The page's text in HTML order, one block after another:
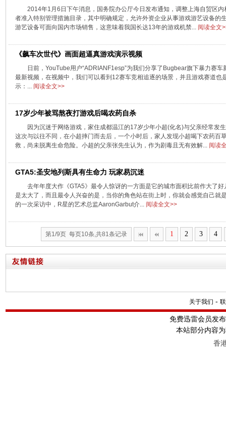
2014年1月6日下午消息，国务院办公厅今日发布通知，调整上海自贸区
者准入特别管理措施目录，其中明确规定，允许外资企业从事游戏游艺设备的
游艺设备可面向国内市场销售，这意味着我国长达13年的游戏机禁... 阅读全文
《飙车次世代》画面超逼真游戏演示视频
日前，YouTube用户“ADRIANF1esp”为我们分享了Bugbear旗下暴力赛
最新视频，在视频中，我们可以看到12赛车竞相追逐的场景，并且游戏赛道也
示：... 阅读全文>>
17岁少年被骂熬夜打游戏后喝农药自杀
因为沉迷于网络游戏，家住成都温江的17岁少年小超(化名)与父亲经常发
这次与以往不同，在小超摔门而去后，一个小时后，家人发现小超喝下农药百
救，尚未脱离生命危险。小超的父亲张先生认为，作为剧毒且无有效解... 阅读
GTA5:圣安地列斯具有生命力 玩家易沉迷
去年年度大作《GTA5》最令人惊讶的一方面是它的城市面积比前作大了
是太大了，而且最令人兴奋的是，当你的角色站在街上时，你就会感觉自己就
的一次采访中，R星的艺术总监AaronGarbut介... 阅读全文>>
第1/9页 每页10条,共81条记录 1 2 3 4
关于我们 -
免费迅雷会员发
本站部分内容
香